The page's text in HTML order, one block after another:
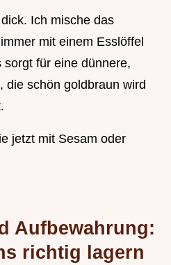
Ich mische das
mit einem Esslöffel
sorgt für eine dünnere,
die schön goldbraun wird
jetzt mit Sesam oder
Aufbewahrung:
richtig lagern